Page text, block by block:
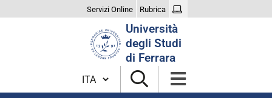
Servizi Online Rubrica
Università
degli Studi
di Ferrara
Cambia lingua